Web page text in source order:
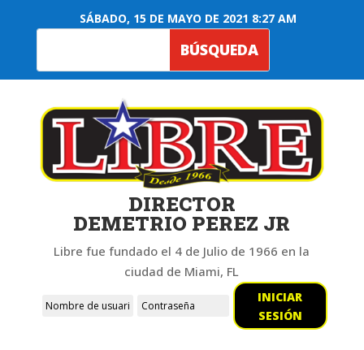
SÁBADO, 15 DE MAYO DE 2021 8:27 AM
DIRECTOR
DEMETRIO PEREZ JR
Libre fue fundado el 4 de Julio de 1966 en la
ciudad de Miami, FL
INICIAR
SESIÓN